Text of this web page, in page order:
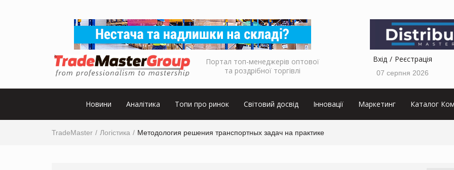
Портал топ-менеджерів оптової
та роздрібної торгівлі
Вхід Реєстрація
07 серпня 2026
Новини Аналітика Топи про ринок Світовий досвід Інновації Маркетинг Каталог
TradeMaster Логістика Методология решения транспортных задач на практике